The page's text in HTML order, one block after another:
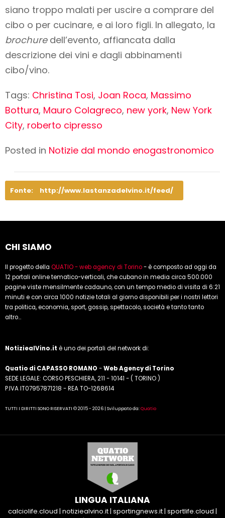
siano troppo malati per uscire a comprare del
cibo o per cucinare, e ai loro figli. In allegato, la
brochuredell’evento, affiancata dalla
descrizione dei vini e dagli abbinamenti
cibo/vino.
Tags: Christina Tosi, Joan Roca, Massimo
Bottura, Mauro Colagreco, new york, New York
City, roberto cipresso
Posted in Notizie dal mondo enogastronomico
Fonte: http://www.lastanzadelvino.it/feed/
CHI SIAMO
Il progetto della QUATIO - web agency di Torino- è composto ad oggi da
12 portali online tematico-verticali, che cubano in media circa 500.000
pagine viste mensilmente cadauno, con un tempo medio di visita di 6:21
minuti e con circa 1000 notizie totali al giorno disponibili per i nostri lettori
tra politica, economia, sport, gossip, spettacolo, società e tanto tanto
altro...
NotiziealVino.it è uno dei portali del network di:
Quatio di CAPASSO ROMANO -Web Agency di Torino
SEDE LEGALE: CORSO PESCHIERA, 211 - 10141 - ( TORINO )
P.IVA IT07957871218 - REA TO-1268614
TUTTI I DIRITTI SONO RISERVATI © 2015 - 2026 | Sviluppato da:Quatio
LINGUA ITALIANA
calciolife.cloud | notiziealvino.it| sportingnews.it| sportlife.cloud |